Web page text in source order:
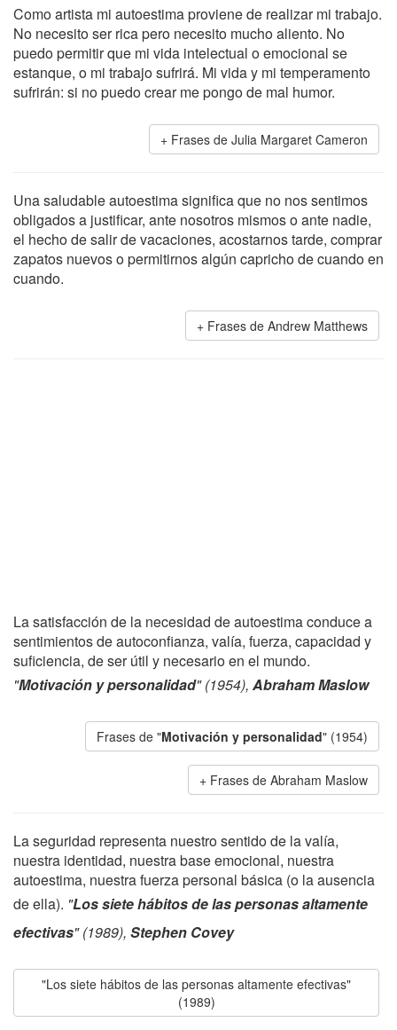
Como artista mi autoestima proviene de realizar mi trabajo.
No necesito ser rica pero necesito mucho aliento. No
puedo permitir que mi vida intelectual o emocional se
estanque, o mi trabajo sufrirá. Mi vida y mi temperamento
sufrirán: si no puedo crear me pongo de mal humor.
Frases de Julia Margaret Cameron
Una saludable autoestima significa que no nos sentimos
obligados a justificar, ante nosotros mismos o ante nadie,
el hecho de salir de vacaciones, acostarnos tarde, comprar
zapatos nuevos o permitirnos algún capricho de cuando en
cuando.
Frases de Andrew Matthews
La satisfacción de la necesidad de autoestima conduce a
sentimientos de autoconfianza, valía, fuerza, capacidad y
suficiencia, de ser útil y necesario en el mundo.
"Motivación y personalidad" (1954), Abraham Maslow
Frases de "Motivación y personalidad" (1954)
Frases de Abraham Maslow
La seguridad representa nuestro sentido de la valía,
nuestra identidad, nuestra base emocional, nuestra
autoestima, nuestra fuerza personal básica (o la ausencia
de ella). "Los siete hábitos de las personas altamente
efectivas" (1989), Stephen Covey
"Los siete hábitos de las personas altamente efectivas"
(1989)